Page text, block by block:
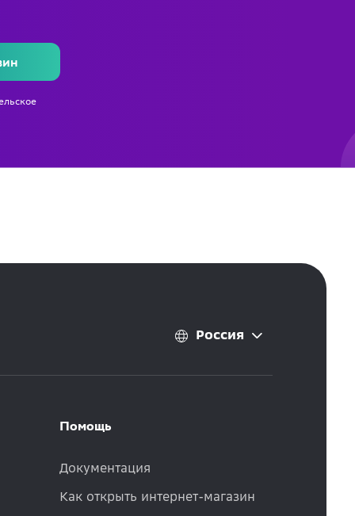
Россия
Помощь
Документация
Как открыть интернет-магазин